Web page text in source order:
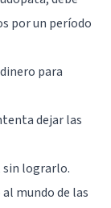
por un período
para
dejar las
sin lograrlo.
mundo de las